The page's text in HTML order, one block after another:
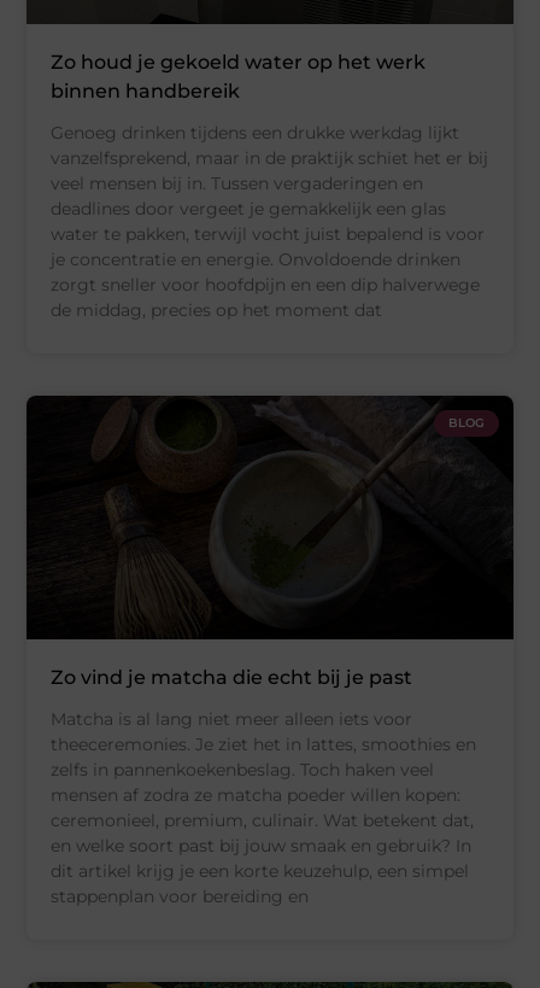
Zo houd je gekoeld water op het werk
binnen handbereik
Genoeg drinken tijdens een drukke werkdag lijkt
vanzelfsprekend, maar in de praktijk schiet het er bij
veel mensen bij in. Tussen vergaderingen en
deadlines door vergeet je gemakkelijk een glas
water te pakken, terwijl vocht juist bepalend is voor
je concentratie en energie. Onvoldoende drinken
zorgt sneller voor hoofdpijn en een dip halverwege
de middag, precies op het moment dat
BLOG
Zo vind je matcha die echt bij je past
Matcha is al lang niet meer alleen iets voor
theeceremonies. Je ziet het in lattes, smoothies en
zelfs in pannenkoekenbeslag. Toch haken veel
mensen af zodra ze matcha poeder willen kopen:
ceremonieel, premium, culinair. Wat betekent dat,
en welke soort past bij jouw smaak en gebruik? In
dit artikel krijg je een korte keuzehulp, een simpel
stappenplan voor bereiding en